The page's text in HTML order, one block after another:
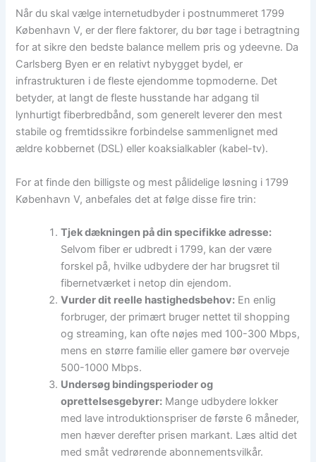
Når du skal vælge internetudbyder i postnummeret 1799
København V, er der flere faktorer, du bør tage i betragtning
for at sikre den bedste balance mellem pris og ydeevne. Da
Carlsberg Byen er en relativt nybygget bydel, er
infrastrukturen i de fleste ejendomme topmoderne. Det
betyder, at langt de fleste husstande har adgang til
lynhurtigt fiberbredbånd, som generelt leverer den mest
stabile og fremtidssikre forbindelse sammenlignet med
ældre kobbernet (DSL) eller koaksialkabler (kabel-tv).
For at finde den billigste og mest pålidelige løsning i 1799
København V, anbefales det at følge disse fire trin:
Tjek dækningen på din specifikke adresse:
Selvom fiber er udbredt i 1799, kan der være
forskel på, hvilke udbydere der har brugsret til
fibernetværket i netop din ejendom.
Vurder dit reelle hastighedsbehov: En enlig
forbruger, der primært bruger nettet til shopping
og streaming, kan ofte nøjes med 100-300 Mbps,
mens en større familie eller gamere bør overveje
500-1000 Mbps.
Undersøg bindingsperioder og
oprettelsesgebyrer: Mange udbydere lokker
med lave introduktionspriser de første 6 måneder,
men hæver derefter prisen markant. Læs altid det
med småt vedrørende abonnementsvilkår.